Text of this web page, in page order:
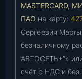
MASTERCARD,
ПАО на карту:
Сергеевич
безналичному
АВТОСЕТЬ+”»
счёт с НДС и без